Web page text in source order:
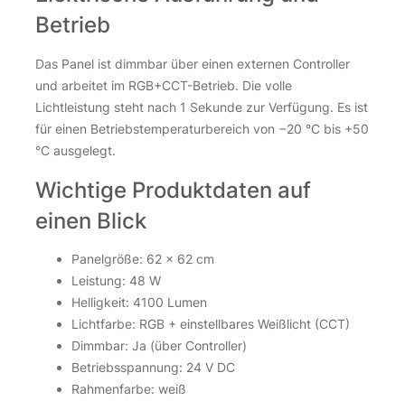
Betrieb
Das Panel ist dimmbar über einen externen Controller
und arbeitet im RGB+CCT-Betrieb. Die volle
Lichtleistung steht nach 1 Sekunde zur Verfügung. Es ist
für einen Betriebstemperaturbereich von −20 °C bis +50
°C ausgelegt.
Wichtige Produktdaten auf
einen Blick
Panelgröße: 62 × 62 cm
Leistung: 48 W
Helligkeit: 4100 Lumen
Lichtfarbe: RGB + einstellbares Weißlicht (CCT)
Dimmbar: Ja (über Controller)
Betriebsspannung: 24 V DC
Rahmenfarbe: weiß